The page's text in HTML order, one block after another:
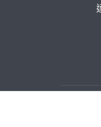
© 2026